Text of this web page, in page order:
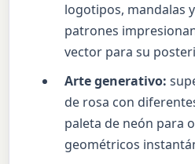
logotipos, mandalas
patrones
vector para su
Arte generativo:
de rosa con
paleta de neón para
geométricos